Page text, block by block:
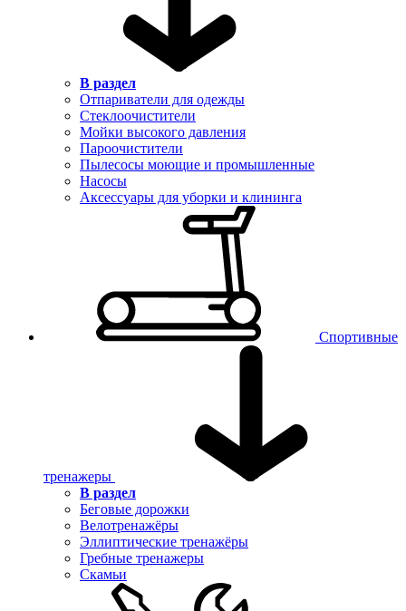
В раздел
Отпариватели для одежды
Стеклоочистители
Мойки высокого давления
Пароочистители
Пылесосы моющие и промышленные
Насосы
Аксессуары для уборки и клининга
Спортивные
тренажеры
В раздел
Беговые дорожки
Велотренажёры
Эллиптические тренажёры
Гребные тренажеры
Скамьи